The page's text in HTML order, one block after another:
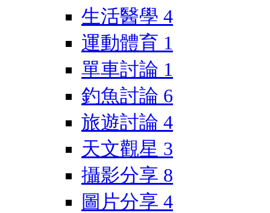
生活醫學 4
運動體育 1
單車討論 1
釣魚討論 6
旅遊討論 4
天文觀星 3
攝影分享 8
圖片分享 4